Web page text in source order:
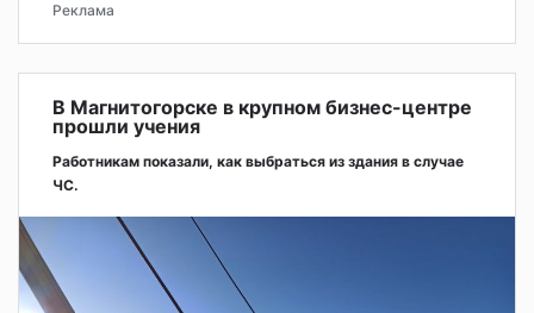
Реклама
В Магнитогорске в крупном бизнес-центре
прошли учения
Работникам показали, как выбраться из здания в случае
ЧС.